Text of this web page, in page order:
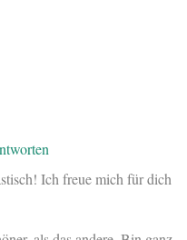
Ich freue mich für dich